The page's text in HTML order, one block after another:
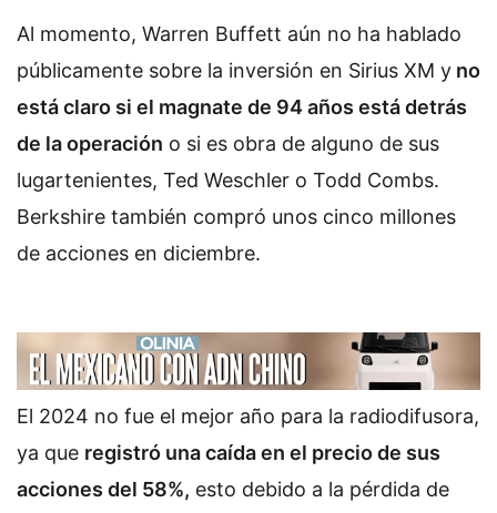
Al momento, Warren Buffett aún no ha hablado
públicamente sobre la inversión en Sirius XM y no
está claro si el magnate de 94 años está detrás
de la operación o si es obra de alguno de sus
lugartenientes, Ted Weschler o Todd Combs.
Berkshire también compró unos cinco millones
de acciones en diciembre.
El 2024 no fue el mejor año para la radiodifusora,
ya que registró una caída en el precio de sus
acciones del 58%, esto debido a la pérdida de